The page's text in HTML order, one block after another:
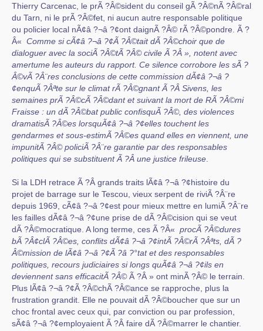
Thierry Carcenac, le prÃ ?Â©sident du conseil gÃ ?Â©nÃ ?Â©ral
du Tarn, ni le prÃ ?Â©fet, ni aucun autre responsable politique
ou policier local nÃ¢â ?¬â ?¢ont daignÃ ?Â© rÃ ?Â©pondre. Ã ?
Â« Comme si cÃ¢â ?¬â ?¢Ã ?Â©tait dÃ ?Â©choir que de
dialoguer avec la sociÃ ?Â©tÃ ?Â© civile Ã ?Â », notent avec
amertume les auteurs du rapport. Ce silence corrobore les sÃ ?
Â©vÃ ?Â¨res conclusions de cette commission dÃ¢â ?¬â ?
¢enquÃ ?Âªte sur le climat rÃ ?Â©gnant Ã ?Â Sivens, les
semaines prÃ ?Â©cÃ ?Â©dant et suivant la mort de RÃ ?Â©mi
Fraisse : un dÃ ?Â©bat public confisquÃ ?Â©, des violences
dramatisÃ ?Â©es lorsquÃ¢â ?¬â ?¢elles touchent les
gendarmes et sous-estimÃ ?Â©es quand elles en viennent, une
impunitÃ ?Â© policiÃ ?Â¨re garantie par des responsables
politiques qui se substituent Ã ?Â une justice frileuse
Si la LDH retrace Ã ?Â grands traits lÃ¢â ?¬â ?¢histoire du
projet de barrage sur le Tescou, vieux serpent de riviÃ ?Â¨re
depuis 1969, cÃ¢â ?¬â ?¢est pour mieux mettre en lumiÃ ?Â¨re
les failles dÃ¢â ?¬â ?¢une prise de dÃ ?Â©cision qui se veut
dÃ ?Â©mocratique. A long terme, ces Ã ?Â« procÃ ?Â©dures
bÃ ?Â¢clÃ ?Â©es, conflits dÃ¢â ?¬â ?¢intÃ ?Â©rÃ ?Âªts, dÃ ?
Â©mission de lÃ¢â ?¬â ?¢Ã ?â ?°tat et des responsables
politiques, recours judiciaires si longs quÃ¢â ?¬â ?¢ils en
deviennent sans efficacitÃ ?Â©Ã ?Â » ont minÃ ?Â© le terrain.
Plus lÃ¢â ?¬â ?¢Ã ?Â©chÃ ?Â©ance se rapproche, plus la
frustration grandit. Elle ne pouvait dÃ ?Â©boucher que sur un
choc frontal avec ceux qui, par conviction ou par profession,
sÃ¢â ?¬â ?¢employaient Ã ?Â faire dÃ ?Â©marrer le chantier.